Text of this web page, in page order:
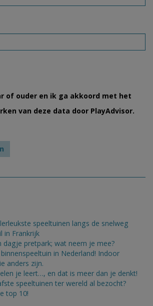
of ouder en ik ga akkoord met het
van deze data door PlayAdvisor.
speeltuinen langs de snelweg
in Frankrijk
dagje pretpark; wat neem je mee?
in Nederland! Indoor
anders zijn.
je leert…, en dat is meer dan je denkt!
speeltuinen ter wereld al bezocht?
top 10!